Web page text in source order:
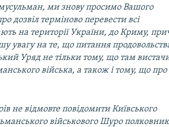
ми знову просимо Вашого
дозвіл терміново перевести всі
на території України, до Криму,
увагу на те, що питання
Уряд не тільки тому, що там
війська, а також і тому, що про
не відмовте повідомити Київського
військового Шуро